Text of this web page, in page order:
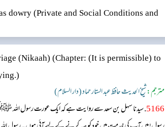
فرمایا: ”وہ اس تہبند کو کیا ک...
dowry (Private and Social Conditions and
(Nikaah) (Chapter: (It is permissible) to
مترجم:شیخ الحدیث حافظ عبد الستار حماد (دار السلام)
5166 . سیدنا سہل بن سعد سے روایت ہے کہ ایک عورت رسول اللہ ﷺ